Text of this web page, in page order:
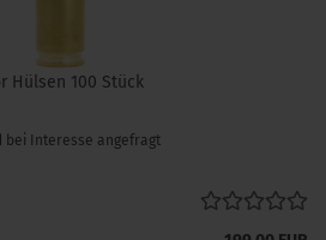
Hülsen 100 Stück
bei Interesse angefragt